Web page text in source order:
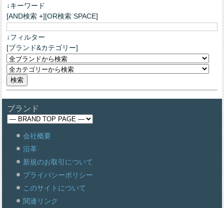
↓キーワード
[AND検索 +][OR検索 SPACE]
↓フィルター
[ブランド&カテゴリー]
ブランド
会社概要
沿革
新規のお取引について
プライバシーポリシー
このサイトについて
関連リンク